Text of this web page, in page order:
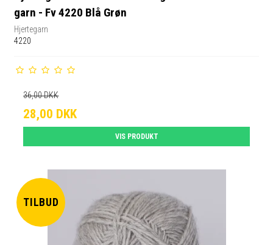
garn - Fv 4220 Blå Grøn
Hjertegarn
4220
36,00 DKK
28,00 DKK
VIS PRODUKT
TILBUD